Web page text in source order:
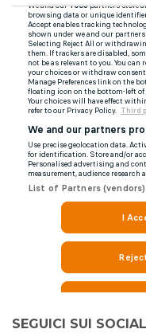
SEGUICI SUI SOCIAL